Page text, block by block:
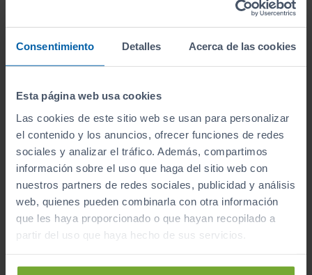
Consentimiento Detalles Acerca de las cookies
Esta página web usa cookies
Las cookies de este sitio web se usan para personalizar
el contenido y los anuncios, ofrecer funciones de redes
sociales y analizar el tráfico. Además, compartimos
información sobre el uso que haga del sitio web con
nuestros partners de redes sociales, publicidad y análisis
web, quienes pueden combinarla con otra información
que les haya proporcionado o que hayan recopilado a
partir del uso que haya hecho de sus servicios.
HYUNDAI KONA
HEV 1.6GDI 138CV DT TECNO
8.565 km
2026
31.900 €
379
€/mes